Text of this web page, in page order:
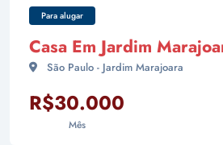
Para alugar
Casa Em Jardim
São Paulo - Jardim Marajoara
R$30.000
Mês